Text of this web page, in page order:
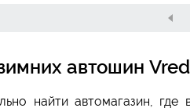
автошин
найти автомагазин,